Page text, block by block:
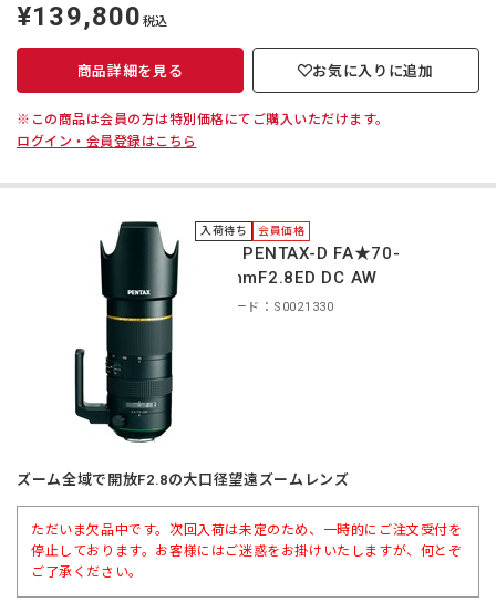
定
価
¥139,800 税込
商品詳細を見る お気に入りに追加
※この商品は会員の方は特別価格にてご購入いただけます。
ログイン・会員登録はこちら
入荷待ち 会員価格
＊HD PENTAX-D FA★70-
200mmF2.8ED DC AW
商品コード：S0021330
ズーム全域で開放F2.8の大口径望遠ズームレンズ
ただいま欠品中です。次回入荷は未定のため、一時的にご注文受付を
停止しております。お客様にはご迷惑をお掛けいたしますが、何とぞ
ご了承ください。